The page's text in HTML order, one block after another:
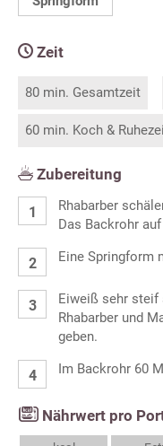
Zeit
80 min. Gesamtzeit
60 min. Koch &
Zubereitung
Rhabarber
Das Backrohr
Eine Springform
Eiweiß sehr steif
Rhabarber und
geben.
Im Backrohr 60
Nährwert pro